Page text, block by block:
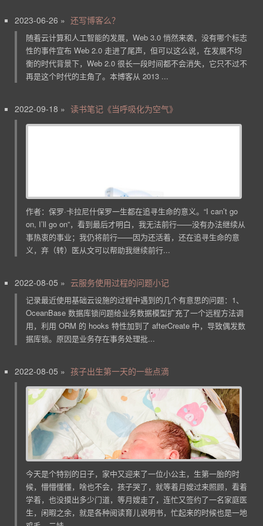
2023-06-26 » 还写博客么？
随着云计算和人工智能的发展，Web 3.0 悄然来袭，没有哪个标志
性的事件宣布 Web 2.0 走进了尾声，但可以这么说，在发展不均
衡的时代背景下，Web 2.0 很长一段时间都不会消失，它只不过不
再是这个时代的主角了。本博客从 2013 ...
2022-09-18 » 读书笔记《当呼吸化为空气》
作者：保罗·卡拉尼什保罗一生都在追寻生命的意义。“I can’t go
on, I’ll go on”，看到最后才明白，我无法前行——没有办法继续从
事热衷的事业；我仍将前行——因为还活着，还在追寻生命的意
义，弃（转）医从文可以帮助我继续前行...
2022-08-05 » 云服务使用过程的问题小记
记录最近使用基础云设施的过程中遇到的几个有意思的问题：1、
OceanBase 数据库锁问题给业务数据模型扩充了一个远程方法调
用，利用 ORM 的 hooks 特性加到了 afterCreate 中，导致偶发数
据库锁。原因是业务存在事务处理批...
2022-08-05 » 孩子出生第一天的一些点滴
今天是个特别的日子，家中又迎来了一位小公主，生第一胎的时
候，懵懵懂懂，啥也不会，孩子哭了，就等着月嫂过来照顾，看着
学着，也没摸出多少门道，等月嫂走了，连忙又签约了一名家庭医
生，闲暇之余，就是各种阅读育儿说明书，忙起来的时候也是一地